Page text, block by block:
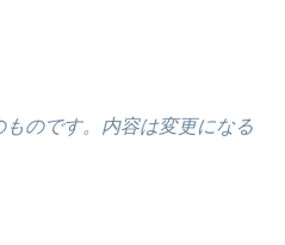
のです。内容は変更になる